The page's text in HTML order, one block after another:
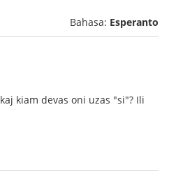
Bahasa: Esperanto
kiam devas oni uzas "si"? Ili